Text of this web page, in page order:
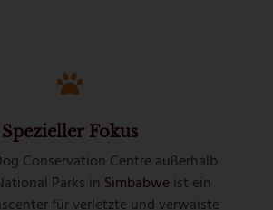
Spezieller Fokus
Conservation Centre außerhalb
Parks in Simbabweist ein
für verletzte und verwaiste